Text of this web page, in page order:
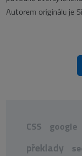
Autorem originálu je
CSS google
překlady